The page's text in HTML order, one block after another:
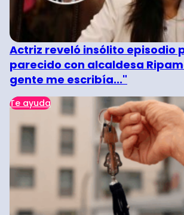
Actriz reveló insólito episodio
parecido con alcaldesa
gente me escribía..."
Te ayuda